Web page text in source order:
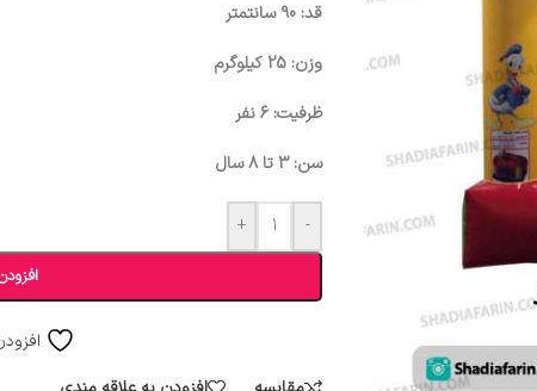
قد: 90 سانتمتر
وزن: 25 کیلوگرم
ظرفیت: 6 نفر
سن: 3 تا 8 سال
-
+